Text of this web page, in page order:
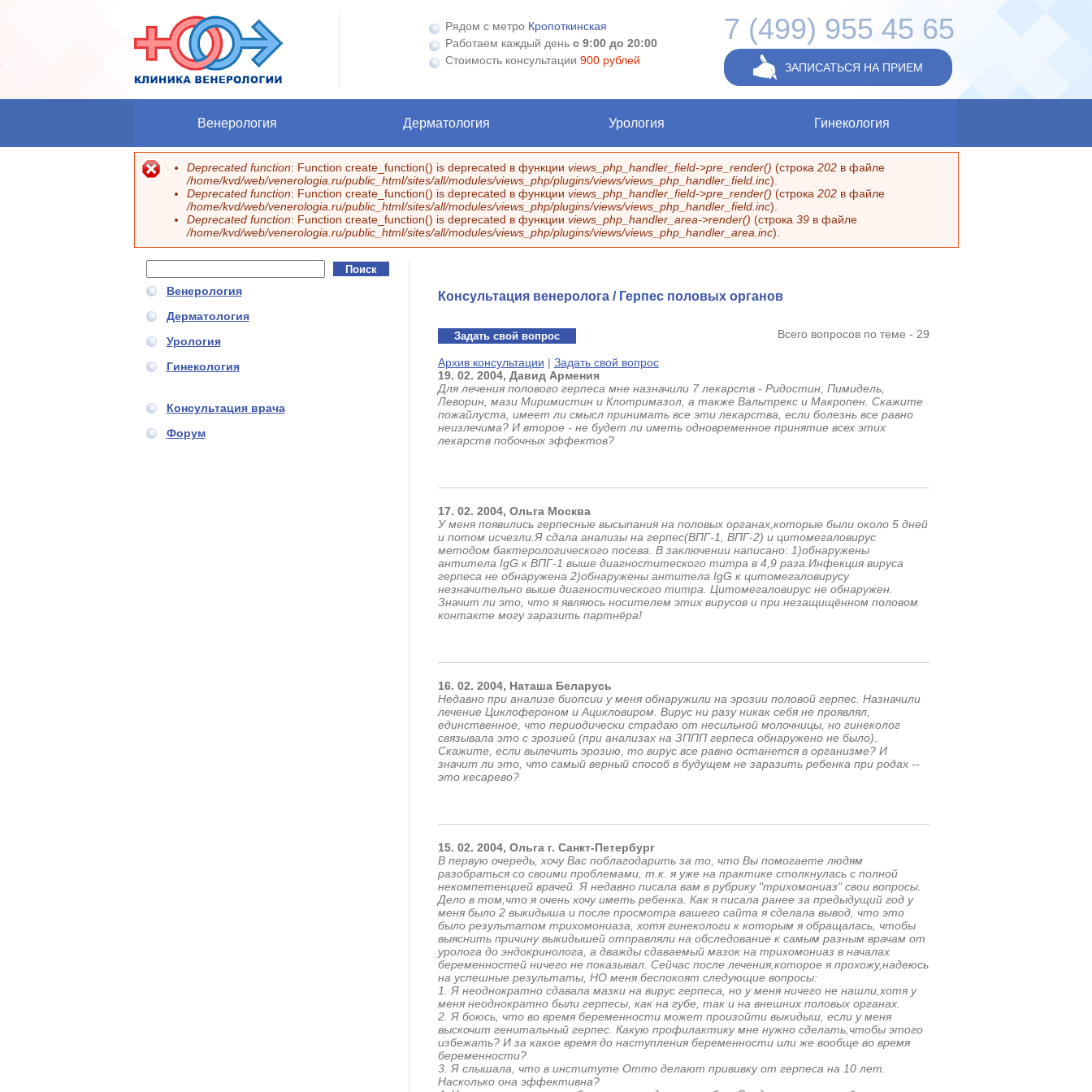
Рядом с метро Кропоткинская
Работаем каждый деньс 9:00 до 20:00
Стоимость консультации900 рублей
7 (499) 955 45 65
ЗАПИСАТЬСЯ НА ПРИЕМ
Венерология Дерматология Урология Гинекология
Сообщение об ошибке
Deprecated function: Function create_function() is deprecated в функции views_php_handler_field->pre_render() (строка 202в файле
/home/kvd/web/venerologia.ru/public_html/sites/all/modules/views_php/plugins/views/views_php_handler_field.inc).
Deprecated function: Function create_function() is deprecated в функции views_php_handler_field->pre_render() (строка 202в файле
/home/kvd/web/venerologia.ru/public_html/sites/all/modules/views_php/plugins/views/views_php_handler_field.inc).
Deprecated function: Function create_function() is deprecated в функции views_php_handler_area->render() (строка 39в файле
/home/kvd/web/venerologia.ru/public_html/sites/all/modules/views_php/plugins/views/views_php_handler_area.inc).
Форма поиска
Поиск
Венерология
Дерматология
Урология
Гинекология
Консультация врача
Форум
Консультация венеролога / Герпес половых органов
Задать свой вопрос Всего вопросов по теме - 29
Архив консультации | Задать свой вопрос
19. 02. 2004, Давид Армения
Для лечения полового герпеса мне назначили 7 лекарств - Ридостин, Пимидель,
Леворин, мази Миримистин и Клотримазол, а также Вальтрекс и Макропен. Скажите
пожайлуста, имеет ли смысл принимать все эти лекарства, если болезнь все равно
неизлечима? И второе - не будет ли иметь одновременное принятие всех этих
лекарств побочных эффектов?
17. 02. 2004, Ольга Москва
У меня появились герпесные высыпания на половых органах,которые были около 5 дней
и потом исчезли.Я сдала анализы на герпес(ВПГ-1, ВПГ-2) и цитомегаловирус
методом бактерологического посева. В заключении написано: 1)обнаружены
антитела IgG к ВПГ-1 выше диагноститеского титра в 4,9 раза.Инфекция вируса
герпеса не обнаружена 2)обнаружены антитела IgG к цитомегаловирусу
незначительно выше диагностического титра. Цитомегаловирус не обнаружен.
Значит ли это, что я являюсь носителем этих вирусов и при незащищённом половом
контакте могу заразить партнёра!
16. 02. 2004, Наташа Беларусь
Недавно при анализе биопсии у меня обнаружили на эрозии половой герпес. Назначили
лечение Циклофероном и Ацикловиром. Вирус ни разу никак себя не проявлял,
единственное, что периодически страдаю от несильной молочницы, но гинеколог
связывала это с эрозией (при анализах на ЗППП герпеса обнаружено не было).
Скажите, если вылечить эрозию, то вирус все равно останется в организме? И
значит ли это, что самый верный способ в будущем не заразить ребенка при родах --
это кесарево?
15. 02. 2004, Ольга г. Санкт-Петербург
В первую очередь, хочу Вас поблагодарить за то, что Вы помогаете людям
разобраться со своими проблемами, т.к. я уже на практике столкнулась с полной
некомпетенцией врачей. Я недавно писала вам в рубрику "трихомониаз" свои вопросы.
Дело в том,что я очень хочу иметь ребенка. Как я писала ранее за предыдущий год у
меня было 2 выкидыша и после просмотра вашего сайта я сделала вывод, что это
было результатом трихомониаза, хотя гинекологи к которым я обращалась, чтобы
выяснить причину выкидышей отправляли на обследование к самым разным врачам от
уролога до эндокринолога, а дважды сдаваемый мазок на трихомониаз в началах
беременностей ничего не показывал. Сейчас после лечения,которое я прохожу,надеюсь
на успешные результаты, НО меня беспокоят следующие вопросы:
1. Я неоднократно сдавала мазки на вирус герпеса, но у меня ничего не нашли,хотя у
меня неоднократно были герпесы, как на губе, так и на внешних половых органах.
2. Я боюсь, что во время беременности может произойти выкидыш, если у меня
выскочит генитальный герпес. Какую профилактику мне нужно сделать,чтобы этого
избежать? И за какое время до наступления беременности или же вообще во время
беременности?
3. Я слышала, что в институте Отто делают прививку от герпеса на 10 лет.
Насколько она эффективна?